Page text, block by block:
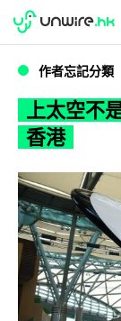
上
WWDC 2026
作者忘記分類
上太空不
香港